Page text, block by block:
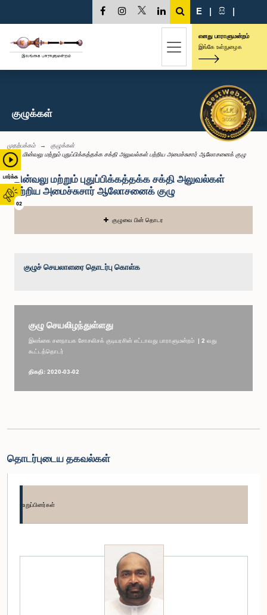
பார்க்க
02
E | සි |
எனது பாராளுமன்றம்
இங்கே உள்நுழைக
குழுக்கள்
முதற்பக்கம்
குழுக்கள்
மின்வலு மற்றும் புதுப்பிக்கத்தக்க சக்தி அலுவல்கள் பற்றிய அமைச்சுசார் ஆலோசனைக் குழு
மின்வலு மற்றும் புதுப்பிக்கத்தக்க சக்தி அலுவல்கள்
பற்றிய அமைச்சுசார் ஆலோசனைக் குழு
குழுவை பின் தொடர
குழுச் செயலாளரை தொடர்பு கொள்க
குழு செயலிழந்துள்ளது
இலங்கை சனநாயக சோசலிசக் குடியரசின் எட்டாவது பாராளுமன்றம் | 2 வது
கூட்டத்தொடர்
திகதி: 2020-03-02
தொடர்புடைய தகவல்கள்
உறுப்பினர்கள்